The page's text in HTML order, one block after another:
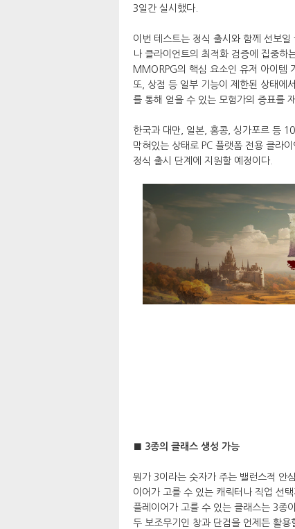
3일간 실시했다.
이번 테스트는 정식 출시와 함께 선보
나 클라이언트의 최적화 검증에 집중하
MMORPG의 핵심 요소인 유저 아이템
또, 상점 등 일부 기능이 제한된 상태에
를 통해 얻을 수 있는 모험가의 증표를
한국과 대만, 일본, 홍콩, 싱가포르 등
막혀있는 상태로 PC 플랫폼 전용 클라
정식 출시 단계에 지원할 예정이다.
■ 3종의 클래스 생성 가능
뭔가 3이라는 숫자가 주는 밸런스적 안
이어가 고를 수 있는 캐릭터나 직업 선
플레이어가 고를 수 있는 클래스는 3종
두 보조무기인 창과 단검을 언제든 활